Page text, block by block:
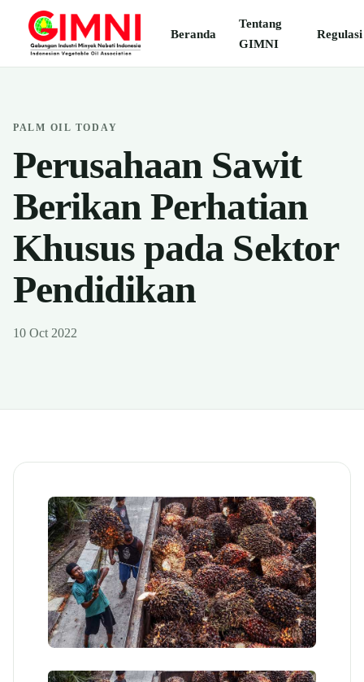
Beranda
Tentang
GIMNI
Regulasi
PALM OIL TODAY
Perusahaan Sawit
Berikan Perhatian
Khusus pada Sektor
Pendidikan
10 Oct 2022